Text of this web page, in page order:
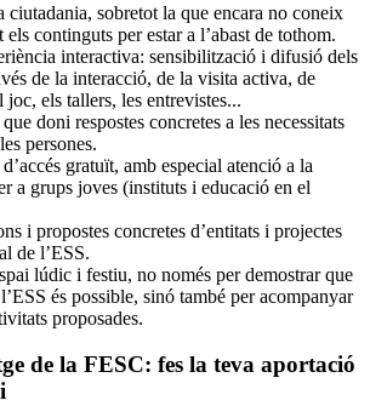
ciutadania, sobretot la que encara no coneix
els continguts per estar a l’abast de tothom.
interactiva: sensibilització i difusió dels
de la interacció, de la visita activa, de
joc, els tallers, les entrevistes...
doni respostes concretes a les necessitats
persones.
gratuït, amb especial atenció a la
a grups joves (instituts i educació en el
i propostes concretes d’entitats i projectes
de l’ESS.
lúdic i festiu, no només per demostrar que
és possible, sinó també per acompanyar
proposades.
de la FESC: fes la teva aportació